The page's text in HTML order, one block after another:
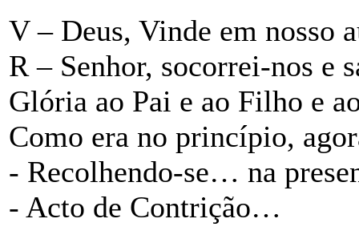
V – Deus, Vinde em nosso
R – Senhor, socorrei-nos e
Glória ao Pai e ao Filho e
Como era no princípio,
- Recolhendo-se… na
- Acto de Contrição…